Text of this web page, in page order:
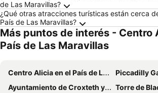
de Las Maravillas?
¿Qué otras atracciones turísticas están cerca
País de Las Maravillas?
Más puntos de interés - Centro
País de Las Maravillas
Centro Alicia en el País de Las Maravillas
Piccadilly
Ayuntamiento de Croxteth y parque
Torre de